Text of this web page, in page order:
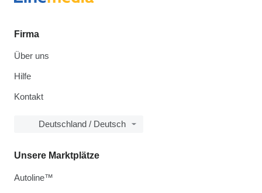
Firma
Über uns
Hilfe
Kontakt
Deutschland / Deutsch
Unsere Marktplätze
Autoline™